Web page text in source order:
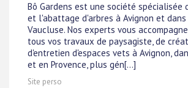
Bô Gardens est une société spécialisée
et l'abattage d'arbres à Avignon et
Vaucluse. Nos experts vous
tous vos travaux de paysagiste, de
d'entretien d'espaces vets à Avignon,
et en Provence, plus gén[...]
Site perso